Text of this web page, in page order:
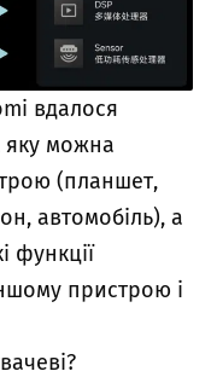
вдалося
яку можна
(планшет,
автомобіль), а
функції
пристрою і